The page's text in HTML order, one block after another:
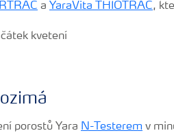
a YaraVita THIOTRAC,
porostů Yara N-Testerem v